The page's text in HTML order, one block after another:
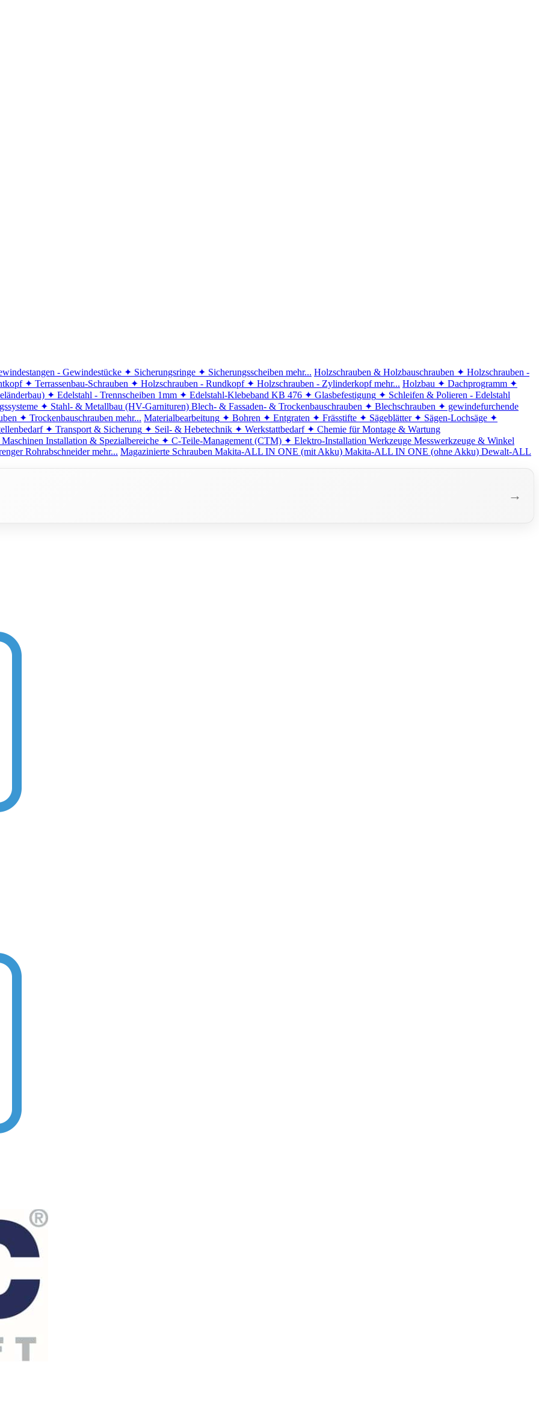
- Gewindestücke ✦ Sicherungsringe ✦ Sicherungsscheiben mehr... Holzschrauben & Holzbauschrauben ✦ Holzschrauben -
✦ Terrassenbau-Schrauben ✦ Holzschrauben - Rundkopf ✦ Holzschrauben - Zylinderkopf mehr... Holzbau ✦ Dachprogramm ✦
✦ Edelstahl - Trennscheiben 1mm ✦ Edelstahl-Klebeband KB 476 ✦ Glasbefestigung ✦ Schleifen & Polieren - Edelstahl
✦ Stahl- & Metallbau (HV-Garnituren) Blech- & Fassaden- & Trockenbauschrauben ✦ Blechschrauben ✦ gewindefurchende
✦ Trockenbauschrauben mehr... Materialbearbeitung ✦ Bohren ✦ Entgraten ✦ Frässtifte ✦ Sägeblätter ✦ Sägen-Lochsäge ✦
✦ Transport & Sicherung ✦ Seil- & Hebetechnik ✦ Werkstattbedarf ✦ Chemie für Montage & Wartung
Installation & Spezialbereiche ✦ C-Teile-Management (CTM) ✦ Elektro-Installation Werkzeuge Messwerkzeuge & Winkel
Rohrabschneider mehr... Magazinierte Schrauben Makita-ALL IN ONE (mit Akku) Makita-ALL IN ONE (ohne Akku) Dewalt-ALL
→